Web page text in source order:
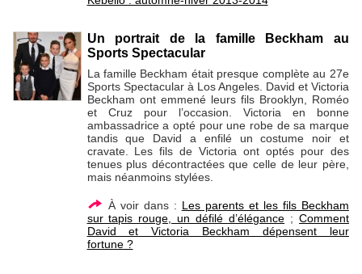
Un portrait de la famille Beckham au
Sports Spectacular
La famille Beckham était presque complète au 27e
Sports Spectacular à Los Angeles. David et Victoria
Beckham ont emmené leurs fils Brooklyn, Roméo
et Cruz pour l’occasion. Victoria en bonne
ambassadrice a opté pour une robe de sa marque
tandis que David a enfilé un costume noir et
cravate. Les fils de Victoria ont optés pour des
tenues plus décontractées que celle de leur père,
mais néanmoins stylées.
À voir dans : Les parents et les fils Beckham
sur tapis rouge, un défilé d’élégance ; Comment
David et Victoria Beckham dépensent leur
fortune ?